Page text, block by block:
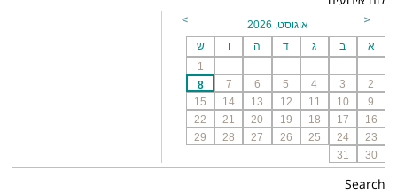
אוגוסט, 2026
א
ב ג ד ה ו
ש
1
2
3
4
5
6
7
8
9
10
11
12
13
14
15
16
17
18
19
20
21
22
23
24
25
26
27
28
29
30
31
Search